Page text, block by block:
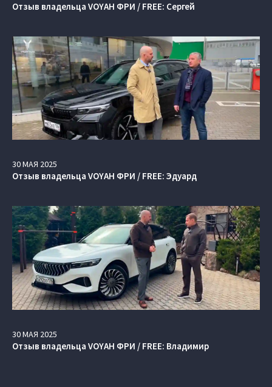
Отзыв владельца VOYAH ФРИ / FREE: Сергей
30МАЯ 2025
Отзыв владельца VOYAH ФРИ / FREE: Эдуард
30МАЯ 2025
Отзыв владельца VOYAH ФРИ / FREE: Владимир